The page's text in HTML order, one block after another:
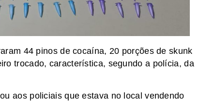
44 pinos de cocaína, 20 porções de skunk
trocado, característica, segundo a polícia, da
aos policiais que estava no local vendendo